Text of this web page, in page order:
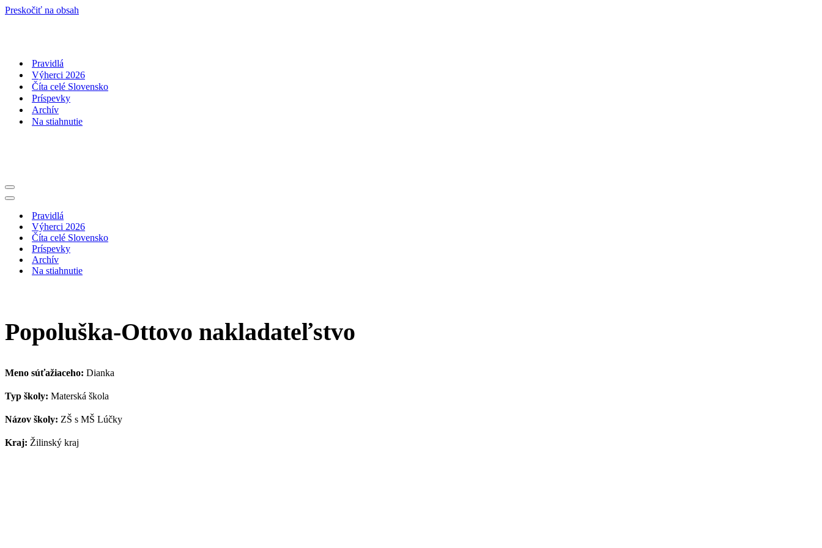
Preskočiť na obsah
Pravidlá
Výherci 2026
Číta celé Slovensko
Príspevky
Archív
Na stiahnutie
Menu
navigácie
Menu
navigáciePravidlá
Výherci 2026
Číta celé Slovensko
Príspevky
Archív
Na stiahnutie
Popoluška-Ottovo nakladateľstvo
Meno súťažiaceho: Dianka
Typ školy: Materská škola
Názov školy: ZŠ s MŠ Lúčky
Kraj: Žilinský kraj